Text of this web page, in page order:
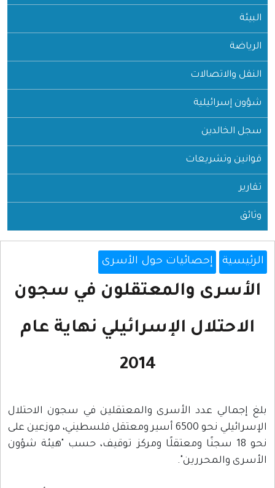
البيئة
الرياضة
النقل والاتصالات
شؤون إسرائيلية
سجل الخالدين
قوانين وتشريعات
تقارير
وثائق
الرئيسية إحصائيات حول الأسرى
الأسرى والمعتقلون في سجون
الاحتلال الإسرائيلي نهاية عام
2014
بلغ إجمالي عدد الأسرى والمعتقلين في سجون الاحتلال
الإسرائيلي نحو 6500 أسير ومعتقل فلسطيني، موزعين على
نحو 18 سجنًا ومعتقلًا ومركز توقيف، حسب "هيئة شؤون
الأسرى والمحررين".